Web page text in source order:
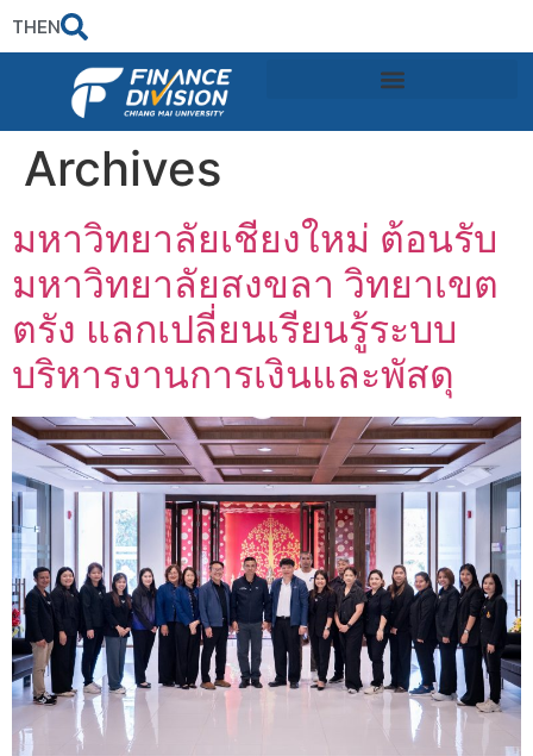
THEN
Archives
มหาวิทยาลัยเชียงใหม่ ต้อนรับ
มหาวิทยาลัยสงขลา วิทยาเขต
ตรัง แลกเปลี่ยนเรียนรู้ระบบ
บริหารงานการเงินและพัสดุ